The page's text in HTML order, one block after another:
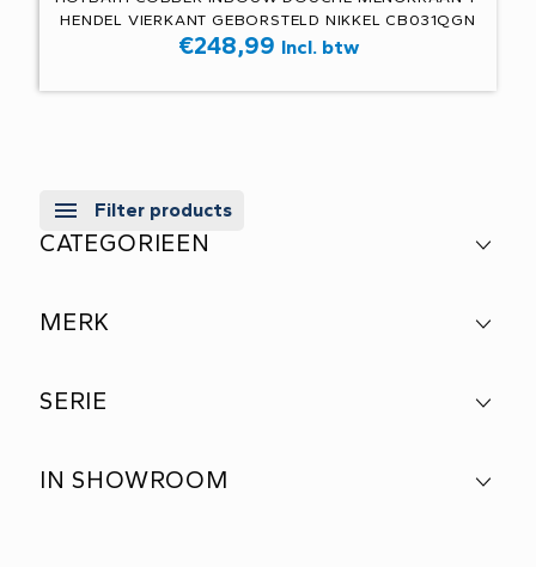
HENDEL VIERKANT GEBORSTELD NIKKEL CB031QGN
€248,99 Incl. btw
Filter products
CATEGORIEEN
MERK
SERIE
IN SHOWROOM